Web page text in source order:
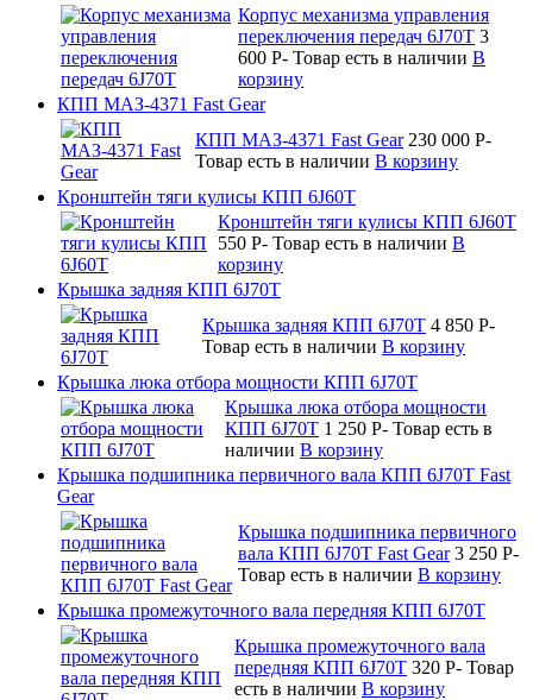
Корпус механизма управления
переключения передач 6J70T 3
600 P- Товар есть в наличии В
корзину
КПП МАЗ-4371 Fast Gear
КПП МАЗ-4371 Fast Gear 230 000 P-
Товар есть в наличии В корзину
Кронштейн тяги кулисы КПП 6J60T
Кронштейн тяги кулисы КПП 6J60T
550 P- Товар есть в наличии В
корзину
Крышка задняя КПП 6J70T
Крышка задняя КПП 6J70T 4 850 P-
Товар есть в наличии В корзину
Крышка люка отбора мощности КПП 6J70T
Крышка люка отбора мощности
КПП 6J70T 1 250 P- Товар есть в
наличии В корзину
Крышка подшипника первичного вала КПП 6J70T Fast
Gear
Крышка подшипника первичного
вала КПП 6J70T Fast Gear 3 250 P-
Товар есть в наличии В корзину
Крышка промежуточного вала передняя КПП 6J70T
Крышка промежуточного вала
передняя КПП 6J70T 320 P- Товар
есть в наличии В корзину